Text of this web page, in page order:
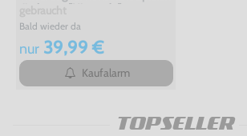
#schwarz [Nintendo]
Bald wieder da
nur39,99 €
Kaufalarm
TOPSELLER